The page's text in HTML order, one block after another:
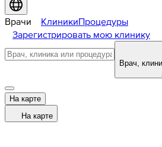
Врачи КлиникиПроцедуры
Зарегистрировать мою клинику
Врач,
На карте
На карте